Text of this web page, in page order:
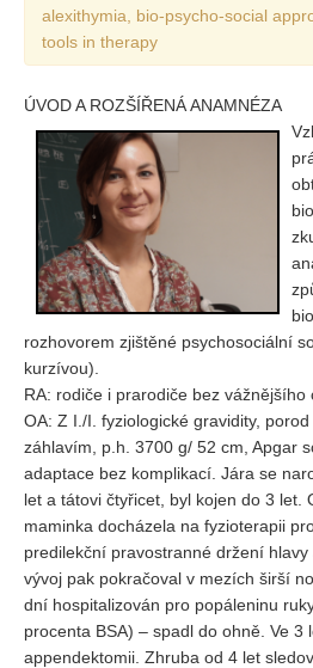
alexithymia, bio-psycho-social
tools in therapy
ÚVOD A ROZŠÍŘENÁ ANAMNÉZA
rozhovorem zjištěné psychosociální
kurzívou).
RA: rodiče i prarodiče bez vážnějšího
OA: Z I./I. fyziologické gravidity,
záhlavím, p.h. 3700 g/ 52 cm, Apgar
adaptace bez komplikací. Jára se
let a tátovi čtyřicet, byl kojen do 3 let.
maminka docházela na fyzioterapii
predilekční pravostranné držení
vývoj pak pokračoval v mezích širší
dní hospitalizován pro popáleninu
procenta BSA) – spadl do ohně. Ve 3
appendektomii. Zhruba od 4 let